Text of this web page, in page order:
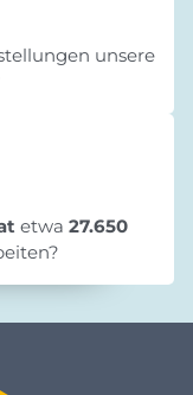
unsere
etwa 27.650